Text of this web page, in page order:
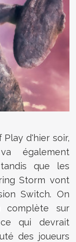
d'hier soir,
également
que les
Storm vont
Switch. On
complète sur
qui devrait
des joueurs